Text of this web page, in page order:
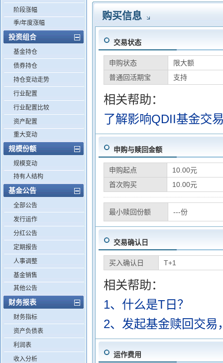
阶段涨幅
季/年度涨幅
投资组合
基金持仓
债券持仓
持仓变动走势
行业配置
行业配置比较
资产配置
重大变动
规模份额
规模变动
持有人结构
基金公告
全部公告
发行运作
分红公告
定期报告
人事调整
基金销售
其他公告
财务报表
财务指标
资产负债表
利润表
收入分析
购买信息
交易状态
申购状态
限大额
普通回活期宝
支持
相关帮助：
了解影响QDII基金交
申购与赎回金额
申购起点
10.00元
首次购买
10.00元
最小赎回份额 ---份
交易确认日
买入确认日 T+1
相关帮助：
1、什么是T日？
2、发起基金赎回交易
运作费用